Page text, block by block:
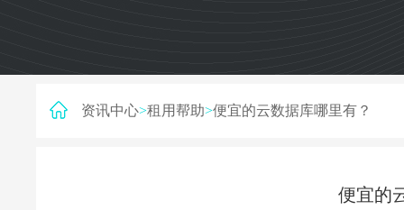
资讯中心>租用帮助>便宜的云数据库哪里有？
便宜的